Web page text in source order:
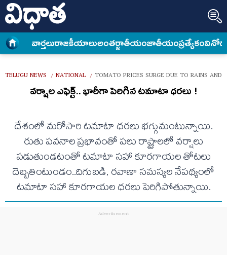
వార్త‌లురాజకీయాలుఅంత‌ర్జాతీయంజాతీయంప్రత్యేకం
TELUGU NEWS / NATIONAL / TOMATO PRICES SURGE DUE TO RAINS AND
వర్షాల ఎఫెక్ట్.. భారీగా పెరిగిన టమాటా ధరలు !
దేశంలో మరోసారి టమాటా ధరలు భగ్గుమంటున్నాయి.
రుతు పవనాల ప్రభావంతో పలు రాష్ట్రాలలో వర్షాలు
పడుతుండటంతో టమాటా సహా కూరగాయల తోటలు
దెబ్బతింటుండం..దిగుబడి, రవాణా సమస్యల నేపథ్యంలో
టమాటా సహా కూరగాయల ధరలు పెరిగిపోతున్నాయి.